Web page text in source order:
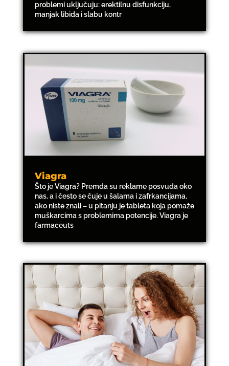
problemi uključuju: erektilnu disfunkciju,
manjak libida i slabu kontr
Viagra
Što je Viagra? Premda su reklame posvuda oko
nas, a i često se čuje u šalama i zafrkancijama,
ako niste znali – u pitanju je tableta koja pomaže
muškarcima s problemima potencije. Viagra je
farmaceuts